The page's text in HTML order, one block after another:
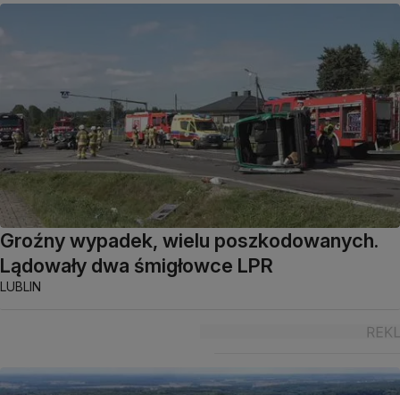
Groźny wypadek, wielu poszkodowanych.
Lądowały dwa śmigłowce LPR
LUBLIN